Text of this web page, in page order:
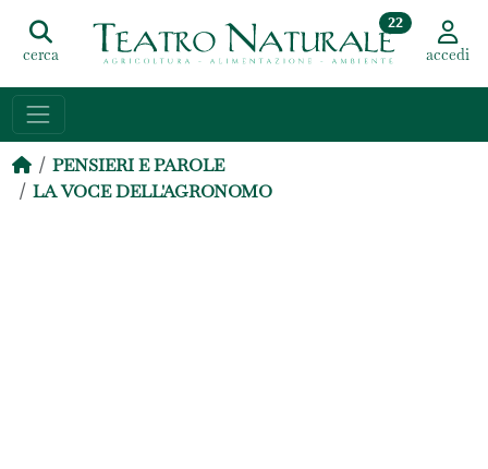
cerca
22
accedi
PENSIERI E PAROLE
LA VOCE DELL'AGRONOMO